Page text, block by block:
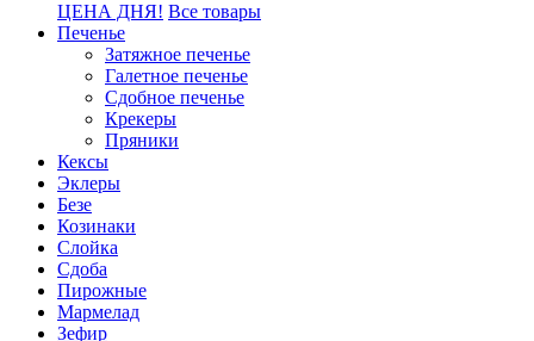
ЦЕНА ДНЯ! Все товары
Печенье
Затяжное печенье
Галетное печенье
Сдобное печенье
Крекеры
Пряники
Кексы
Эклеры
Безе
Козинаки
Слойка
Сдоба
Пирожные
Мармелад
Зефир